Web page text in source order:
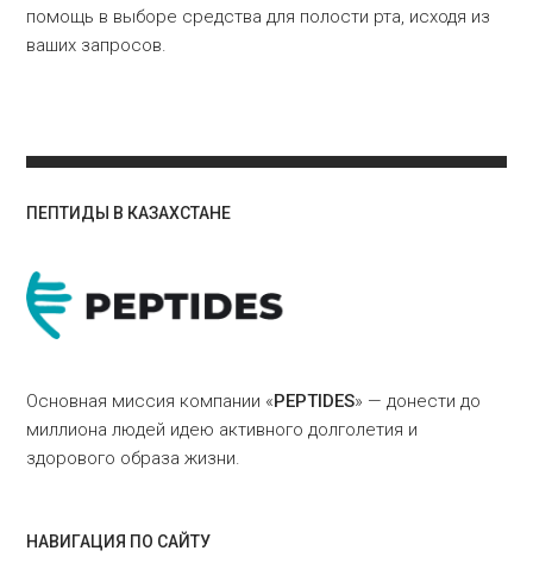
помощь в выборе средства для полости рта, исходя из
ваших запросов.
ПЕПТИДЫ В КАЗАХСТАНЕ
Основная миссия компании «PEPTIDES» — донести до
миллиона людей идею активного долголетия и
здорового образа жизни.
НАВИГАЦИЯ ПО САЙТУ